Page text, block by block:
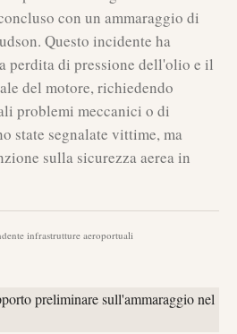
con un ammaraggio di
Questo incidente ha
perdita di pressione dell'olio e il
del motore, richiedendo
problemi meccanici o di
state segnalate vittime, ma
sulla sicurezza aerea in
infrastrutture aeroportuali